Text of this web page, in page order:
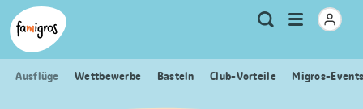
Sprungmarken
Navigation
Header
Logo
Meta
Navigation
Suche
Menu
öffnen
Ausflüge Wettbewerbe Basteln Club-Vorteile Migros-